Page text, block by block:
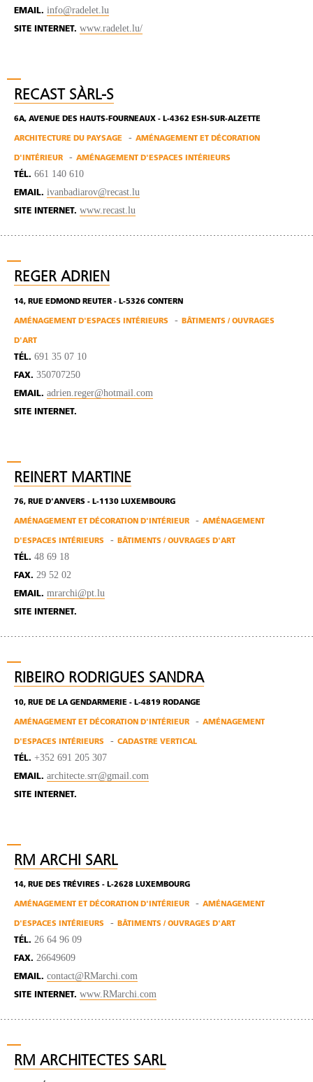
EMAIL. info@radelet.lu
SITE INTERNET. www.radelet.lu/
RECAST SÀRL-S
6A, AVENUE DES HAUTS-FOURNEAUX - L-4362 ESH-SUR-ALZETTE
ARCHITECTURE DU PAYSAGE AMÉNAGEMENT ET DÉCORATION
D'INTÉRIEUR AMÉNAGEMENT D'ESPACES INTÉRIEURS
TÉL. 661 140 610
EMAIL. ivanbadiarov@recast.lu
SITE INTERNET. www.recast.lu
REGER ADRIEN
14, RUE EDMOND REUTER - L-5326 CONTERN
AMÉNAGEMENT D'ESPACES INTÉRIEURS BÂTIMENTS / OUVRAGES
D'ART
TÉL. 691 35 07 10
FAX. 350707250
EMAIL. adrien.reger@hotmail.com
SITE INTERNET.
REINERT MARTINE
76, RUE D'ANVERS - L-1130 LUXEMBOURG
AMÉNAGEMENT ET DÉCORATION D'INTÉRIEUR AMÉNAGEMENT
D'ESPACES INTÉRIEURS BÂTIMENTS / OUVRAGES D'ART
TÉL. 48 69 18
FAX. 29 52 02
EMAIL. mrarchi@pt.lu
SITE INTERNET.
RIBEIRO RODRIGUES SANDRA
10, RUE DE LA GENDARMERIE - L-4819 RODANGE
AMÉNAGEMENT ET DÉCORATION D'INTÉRIEUR AMÉNAGEMENT
D'ESPACES INTÉRIEURS CADASTRE VERTICAL
TÉL. +352 691 205 307
EMAIL. architecte.srr@gmail.com
SITE INTERNET.
RM ARCHI SARL
14, RUE DES TRÉVIRES - L-2628 LUXEMBOURG
AMÉNAGEMENT ET DÉCORATION D'INTÉRIEUR AMÉNAGEMENT
D'ESPACES INTÉRIEURS BÂTIMENTS / OUVRAGES D'ART
TÉL. 26 64 96 09
FAX. 26649609
EMAIL. contact@RMarchi.com
SITE INTERNET. www.RMarchi.com
RM ARCHITECTES SARL